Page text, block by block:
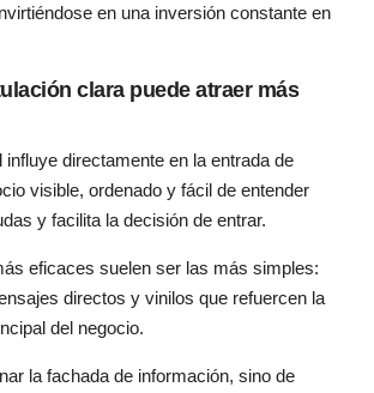
en una inversión constante en
clara puede atraer más
influye directamente en la entrada de
visible, ordenado y fácil de entender
y facilita la decisión de entrar.
eficaces suelen ser las más simples:
directos y vinilos que refuercen la
del negocio.
la fachada de información, sino de